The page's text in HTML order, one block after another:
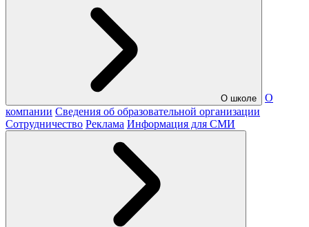
О школе
О
компании Сведения об образовательной организации
Сотрудничество Реклама Информация для СМИ